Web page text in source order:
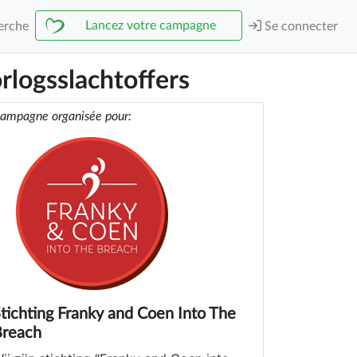
Lancez votre campagne Se connecter
organisée pour:
Franky and Coen Into The